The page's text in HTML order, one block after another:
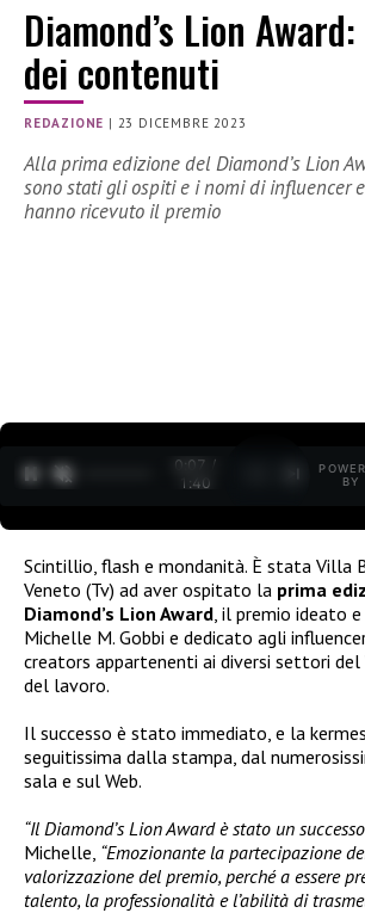
Diamond’s Lion
dei contenuti
REDAZIONE | 23 DICEMBRE 2023
Alla prima edizione del Diamond’s Lion
sono stati gli ospiti e i nomi di influencer
hanno ricevuto il premio
0:08 /
1:40
BY
Scintillio, flash e mondanità. È stata Villa
Veneto (Tv) ad aver ospitato la prima
Diamond’s Lion Award , il premio ideato
Michelle M. Gobbi e dedicato agli
creators appartenenti ai diversi settori del
del lavoro.
Il successo è stato immediato, e la
seguitissima dalla stampa, dal
sala e sul Web.
“Il Diamond’s Lion Award è stato un
Michelle, “Emozionante la partecipazione
valorizzazione del premio, perché a essere
talento, la professionalità e l’abilità di